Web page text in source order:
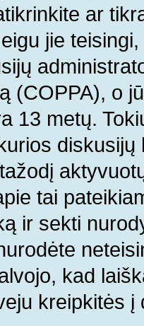
ar
jie
(COPPA), o
13 metų.
tai
ir sekti
kad
kreipkitės